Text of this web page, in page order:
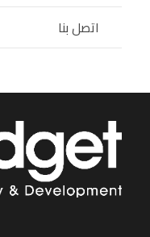
اتصل بنا